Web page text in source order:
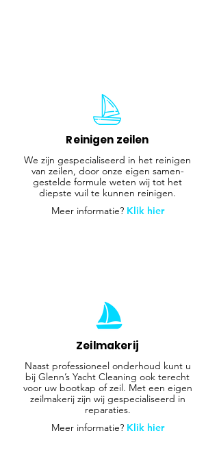
Reinigen zeilen
We zijn gespecialiseerd in het reinigen
van zeilen, door onze eigen samen-
gestelde formule weten wij tot het
diepste vuil te kunnen reinigen.
Meer informatie? Klik hier
Zeilmakerij
Naast professioneel onderhoud kunt u
bij Glenn’s Yacht Cleaning ook terecht
voor uw bootkap of zeil. Met een eigen
zeilmakerij zijn wij gespecialiseerd in
reparaties.
Meer informatie? Klik hier